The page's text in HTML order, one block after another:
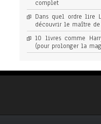
complet
Dans quel ordre lire
découvrir le maître de
10 livres comme
(pour prolonger la